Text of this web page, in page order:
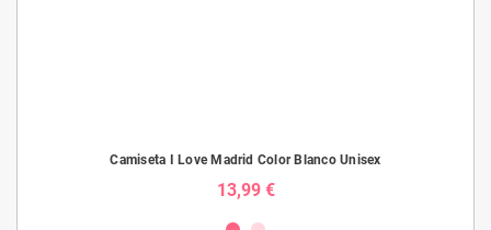
Camiseta I Love Madrid Color Blanco Unisex
13,99 €